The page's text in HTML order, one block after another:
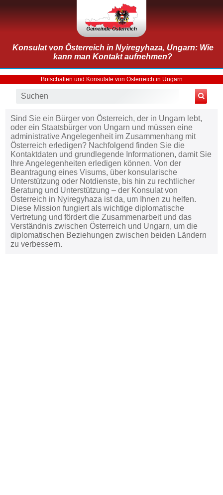
Konsulat von Österreich in Nyiregyhaza, Ungarn: Wie
kann man Kontakt aufnehmen?
Botschaften und Konsulate von Österreich in Ungarn
Sind Sie ein Bürger von Österreich, der in Ungarn lebt,
oder ein Staatsbürger von Ungarn und müssen eine
administrative Angelegenheit im Zusammenhang mit
Österreich erledigen? Nachfolgend finden Sie die
Kontaktdaten und grundlegende Informationen, damit Sie
Ihre Angelegenheiten erledigen können. Von der
Beantragung eines Visums, über konsularische
Unterstützung oder Notdienste, bis hin zu rechtlicher
Beratung und Unterstützung – der Konsulat von
Österreich in Nyiregyhaza ist da, um Ihnen zu helfen.
Diese Mission fungiert als wichtige diplomatische
Vertretung und fördert die Zusammenarbeit und das
Verständnis zwischen Österreich und Ungarn, um die
diplomatischen Beziehungen zwischen beiden Ländern
zu verbessern.